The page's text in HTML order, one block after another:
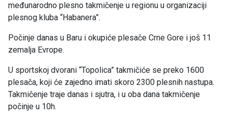
međunarodno plesno takmičenje u regionu u organizaciji
plesnog kluba “Habanera”.
Počinje danas u Baru i okupiće plesače Crne Gore i još 11
zemalja Evrope.
U sportskoj dvorani “Topolica” takmičiće se preko 1600
plesača, koji će zajedno imati skoro 2300 plesnih nastupa.
Takmičenje traje danas i sjutra, i u oba dana takmičenje
počinje u 10h.